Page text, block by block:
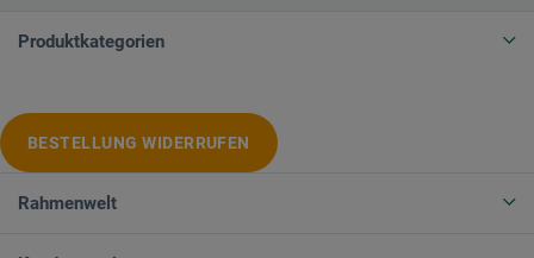
Produktkategorien
BESTELLUNG WIDERRUFEN
Rahmenwelt